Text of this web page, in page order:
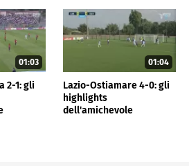
01:03
2-1: gli
01:04
Lazio-Ostiamare 4-0: gli
highlights
dell'amichevole